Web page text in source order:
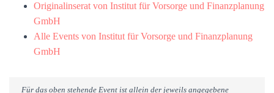
Originalinserat von Institut für Vorsorge und Finanzplanung
GmbH
Alle Events von Institut für Vorsorge und Finanzplanung
GmbH
Für das oben stehende Event ist allein der jeweils angegebene